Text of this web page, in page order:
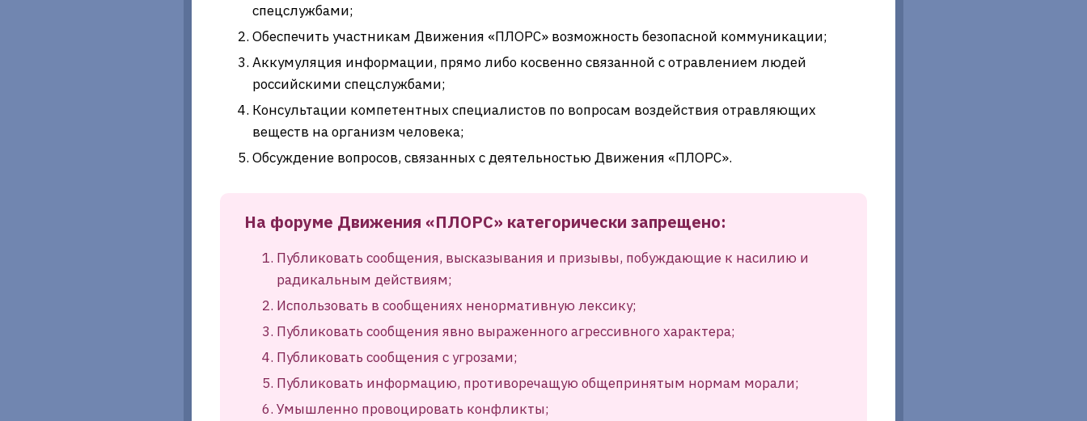
спецслужбами;
Обеспечить участникам Движения «ПЛОРС» возможность безопасной коммуникации;
Аккумуляция информации, прямо либо косвенно связанной с отравлением людей
российскими спецслужбами;
Консультации компетентных специалистов по вопросам воздействия отравляющих
веществ на организм человека;
Обсуждение вопросов, связанных с деятельностью Движения «ПЛОРС».
На форуме Движения «ПЛОРС» категорически запрещено:
Публиковать сообщения, высказывания и призывы, побуждающие к насилию и
радикальным действиям;
Использовать в сообщениях ненормативную лексику;
Публиковать сообщения явно выраженного агрессивного характера;
Публиковать сообщения с угрозами;
Публиковать информацию, противоречащую общепринятым нормам морали;
Умышленно провоцировать конфликты;